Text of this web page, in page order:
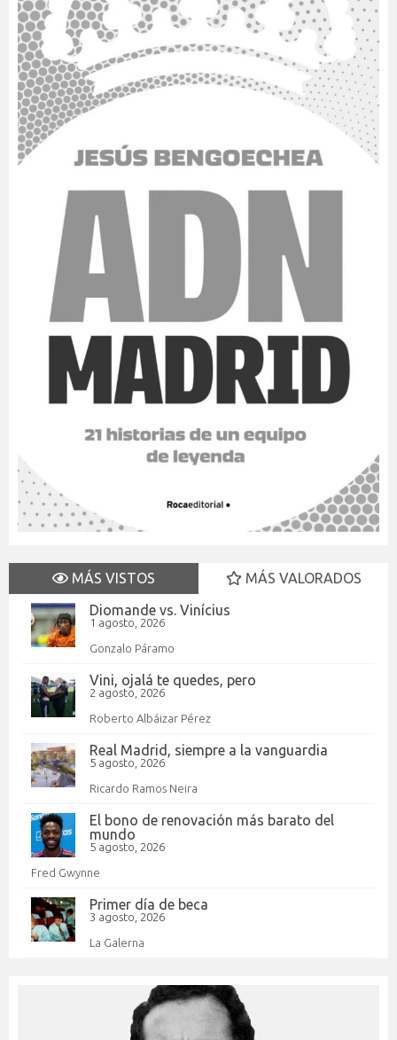
MÁS VISTOS
MÁS VALORADOS
Diomande vs. Vinícius
1 agosto, 2026
Gonzalo Páramo
Vini, ojalá te quedes, pero
2 agosto, 2026
Roberto Albáizar Pérez
Real Madrid, siempre a la vanguardia
5 agosto, 2026
Ricardo Ramos Neira
El bono de renovación más barato del
mundo
5 agosto, 2026
Fred Gwynne
Primer día de beca
3 agosto, 2026
La Galerna